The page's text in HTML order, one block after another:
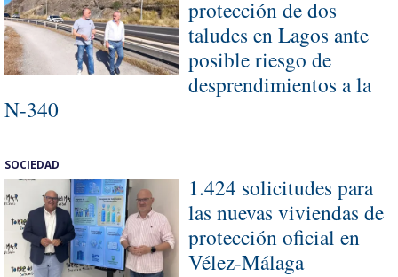
protección de dos
taludes en Lagos ante
posible riesgo de
desprendimientos a la
N-340
SOCIEDAD
1.424 solicitudes para
las nuevas viviendas de
protección oficial en
Vélez-Málaga